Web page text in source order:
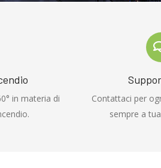
in materia di
Contattaci per
sempre a